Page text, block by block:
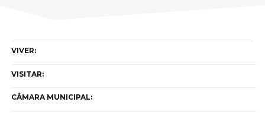
VIVER:
VISITAR:
CÂMARA MUNICIPAL: